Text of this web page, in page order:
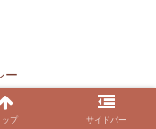
ー
All Rights Reserved.
ップ サイドバー